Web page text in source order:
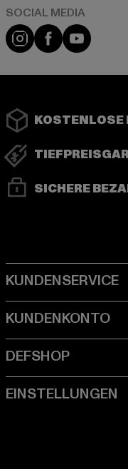
Instagram
FacebookYouTube
KOSTENLOSE
SICHERE